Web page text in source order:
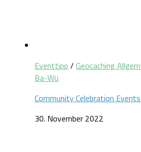
Eventtipp / Geocaching
Ba-Wü
Community Celebration
30. November 2022